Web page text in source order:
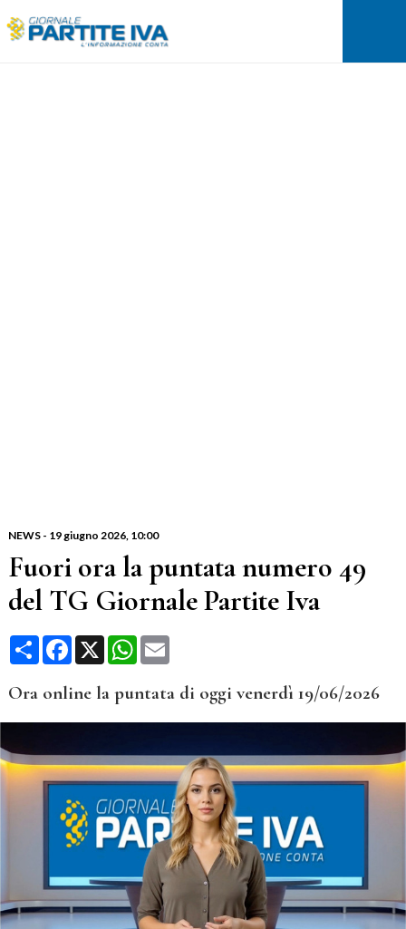
NEWS- 19 giugno 2026, 10:00
Fuori ora la puntata numero 49
del TG Giornale Partite Iva
CondividiFacebook
X WhatsApp
Email
Ora online la puntata di oggi venerdì 19/06/2026